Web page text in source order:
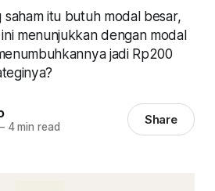
saham itu butuh modal besar,
menunjukkan dengan modal
jadi Rp200
4 min read Share